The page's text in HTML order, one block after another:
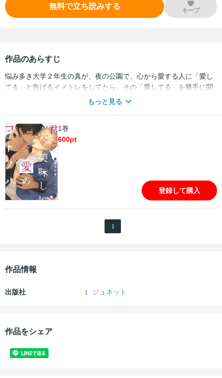
無料で立ち読みする キープ
作品のあらすじ
悩み多き大学２年生の真が、夜の公園で、心から愛する人に「愛し
てる」と告げるイメトレをしてたら、その「愛してる」を勝手に聞
いて気に入ってしまったシロに懐かれ、同居することに。シロは言
も全部シロに教えられ、いつの間にか、初めての恋が始まる…!!描き
下ろしマンガ23Pも収録。大ヒット「星のうさぎ」の東条さかなの
新作にして、ハートに優しいあまらぶエロス。読めば幸せな気持ち
になれます！
もっと見る
1巻
600pt
登録して購入
1
作品情報
出版社 ジュネット
作品をシェア